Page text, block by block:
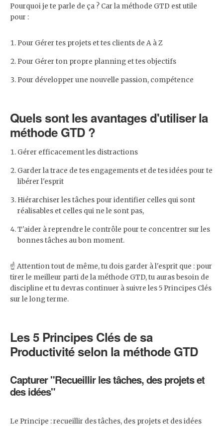
Pourquoi je te parle de ça ? Car la méthode GTD est utile
pour :
Pour Gérer tes projets et tes clients de A à Z
Pour Gérer ton propre planning et tes objectifs
Pour développer une nouvelle passion, compétence
Quels sont les avantages d'utiliser la
méthode GTD ?
Gérer efficacement les distractions
Garder la trace de tes engagements et de tes idées pour te
libérer l'esprit
Hiérarchiser les tâches pour identifier celles qui sont
réalisables et celles qui ne le sont pas,
T'aider à reprendre le contrôle pour te concentrer sur les
bonnes tâches au bon moment.
☝️ Attention tout de même, tu dois garder à l'esprit que : pour
tirer le meilleur parti de la méthode GTD, tu auras besoin de
discipline et tu devras continuer à suivre les 5 Principes Clés
sur le long terme.
Les 5 Principes Clés de sa
Productivité selon la méthode GTD
Capturer "Recueillir les tâches, des projets et
des idées"
Le Principe : recueillir des tâches, des projets et des idées